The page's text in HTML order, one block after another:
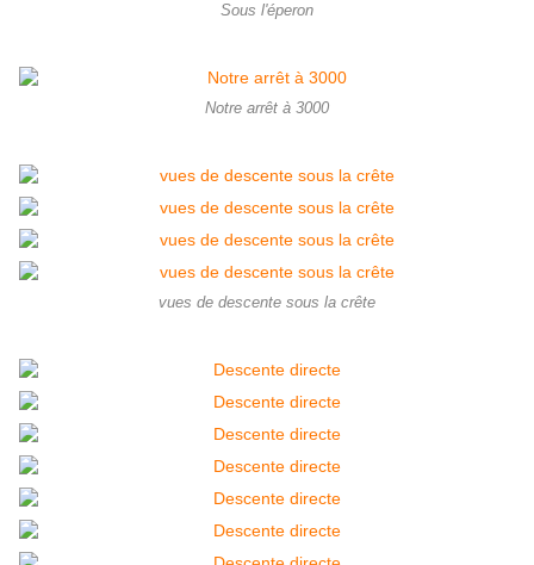
Sous l'éperon
Notre arrêt à 3000
vues de descente sous la crête